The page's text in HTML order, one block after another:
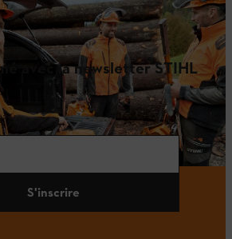
avec la newsletter STIHL
S'inscrire